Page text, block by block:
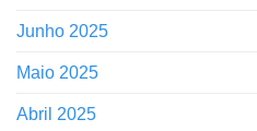
Junho 2025
Maio 2025
Abril 2025